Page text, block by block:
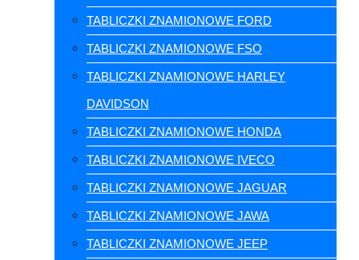
TABLICZKI ZNAMIONOWE FORD
TABLICZKI ZNAMIONOWE FSO
TABLICZKI ZNAMIONOWE HARLEY
DAVIDSON
TABLICZKI ZNAMIONOWE HONDA
TABLICZKI ZNAMIONOWE IVECO
TABLICZKI ZNAMIONOWE JAGUAR
TABLICZKI ZNAMIONOWE JAWA
TABLICZKI ZNAMIONOWE JEEP